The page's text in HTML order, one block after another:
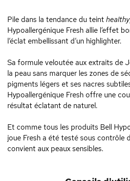
Pile dans la tendance du teint healthy
Hypoallergénique Fresh allie l’effet
l’éclat embellissant d’un highlighter.
Sa formule veloutée aux extraits de
la peau sans marquer les zones de
pigments légers et ses nacres
Hypoallergénique Fresh offre une
résultat éclatant de naturel.
Et comme tous les produits Bell
joue Fresh a été testé sous contrôle
convient aux peaux sensibles.